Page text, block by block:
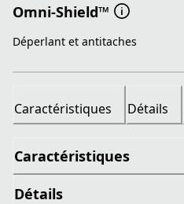
Omni-Shield™
Déperlant et antitaches
Caractéristiques Détails
Caractéristiques
Détails